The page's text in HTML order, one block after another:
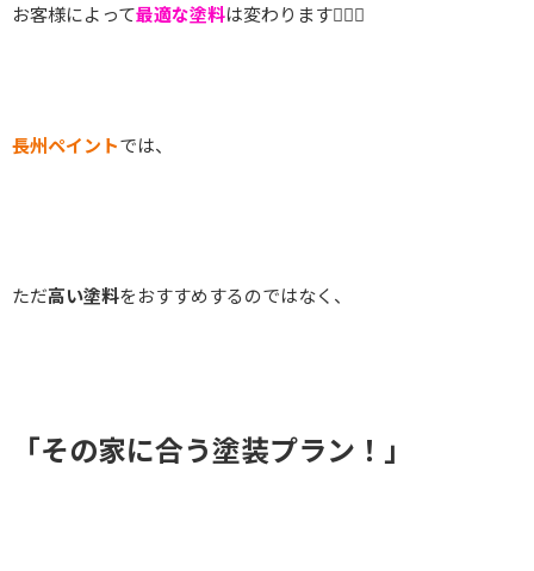
お客様によって最適な塗料は変わります☝🏻✨
長州ペイントでは、
ただ高い塗料をおすすめするのではなく、
「その家に合う塗装プラン！」